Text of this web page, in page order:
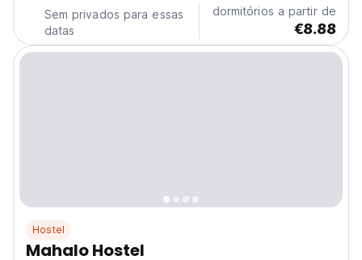
Sem privados para essas
datas
dormitórios a partir de
€8.88
Hostel
Mahalo Hostel